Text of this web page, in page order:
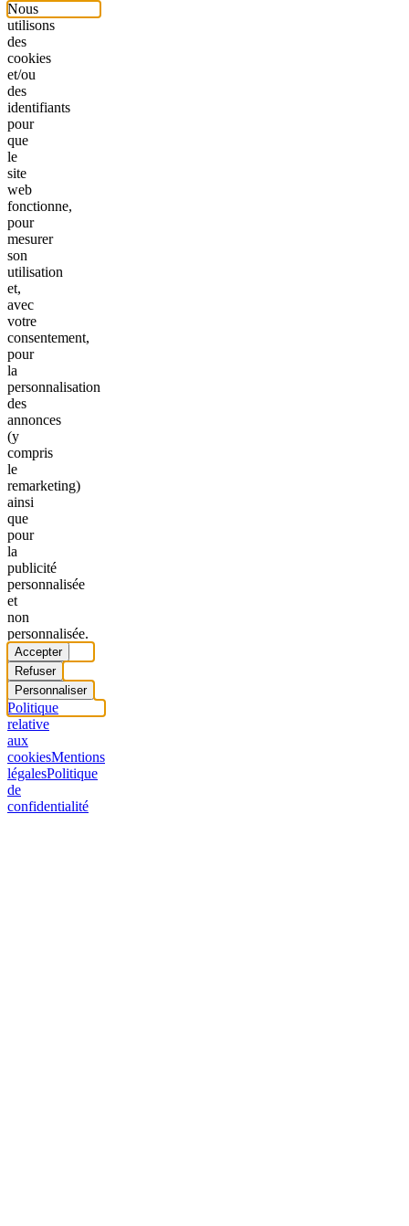
Nous
utilisons
des
cookies
et/ou
des
identifiants
pour
que
le
site
web
fonctionne,
pour
mesurer
son
utilisation
et,
avec
votre
consentement,
pour
la
personnalisation
des
annonces
(y
compris
le
remarketing)
ainsi
que
pour
la
publicité
personnalisée
et
non
personnalisée.
Accepter
Refuser
Personnaliser
Politique
relative
aux
cookiesMentions
légalesPolitique
de
confidentialité